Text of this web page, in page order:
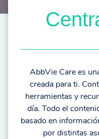
AbbVie Care es
creada para ti.
herramientas y
día. Todo el
basado en
por distintas